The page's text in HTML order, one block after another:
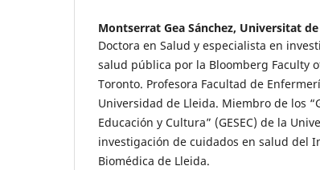
Montserrat Gea Sánchez, Universitat
Doctora en Salud y especialista en
salud pública por la Bloomberg Faculty
Toronto. Profesora Facultad de
Universidad de Lleida. Miembro de los
Educación y Cultura” (GESEC) de la
investigación de cuidados en salud del
Biomédica de Lleida.